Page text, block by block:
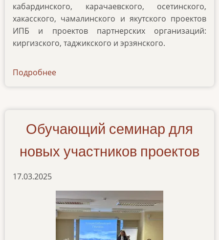
кабардинского, карачаевского, осетинского,
хакасского, чамалинского и якутского проектов
ИПБ и проектов партнерских организаций:
киргизского, таджикского и эрзянского.
Подробнее
proroka-
Обучающий семинар для
новых участников проектов
17.03.2025